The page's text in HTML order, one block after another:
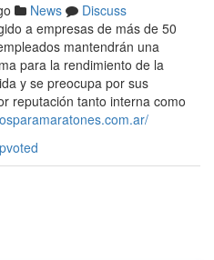
News
Discuss
a empresas de más de 50
mantendrán una
para la rendimiento de la
y se preocupa por sus
reputación tanto interna como